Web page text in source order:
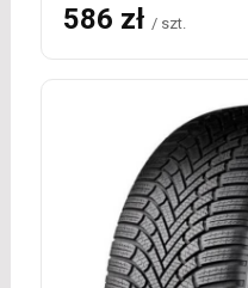
586 zł / szt.